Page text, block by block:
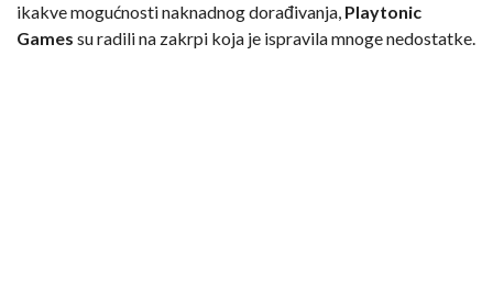
ikakve mogućnosti naknadnog dorađivanja, Playtonic
Games su radili na zakrpi koja je ispravila mnoge nedostatke.